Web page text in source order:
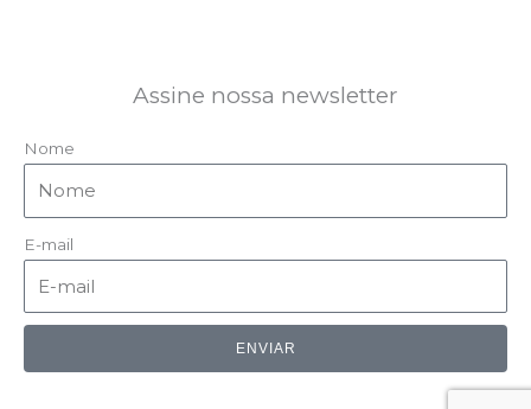
Assine nossa newsletter
Nome
E-mail
ENVIAR